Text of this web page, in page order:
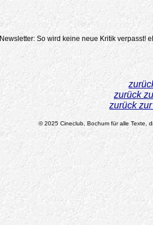
Newsletter: So wird keine neue Kritik verpasst!
zurück
zurück
© 2025 Cineclub, Bochum für alle Texte,